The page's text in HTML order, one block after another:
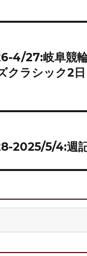
4/27:岐阜競
クラシック2日
2025/5/4:週